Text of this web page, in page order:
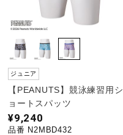
ジュニア
【PEANUTS】競泳練習用シ
ョートスパッツ
¥9,240
品番 N2MBD432